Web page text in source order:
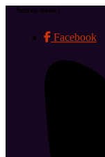
Suivez-nous !
Facebook